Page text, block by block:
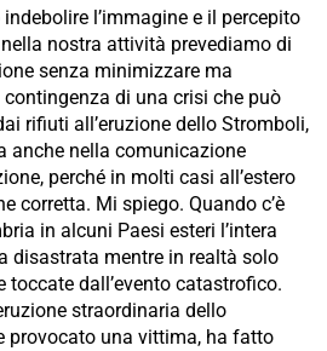
l’immagine e il percepito
nostra attività prevediamo di
senza minimizzare ma
di una crisi che può
rifiuti all’eruzione dello Stromboli,
anche nella comunicazione
perché in molti casi all’estero
corretta. Mi spiego. Quando c’è
in alcuni Paesi esteri l’intera
disastrata mentre in realtà solo
toccate dall’evento catastrofico.
straordinaria dello
provocato una vittima, ha fatto